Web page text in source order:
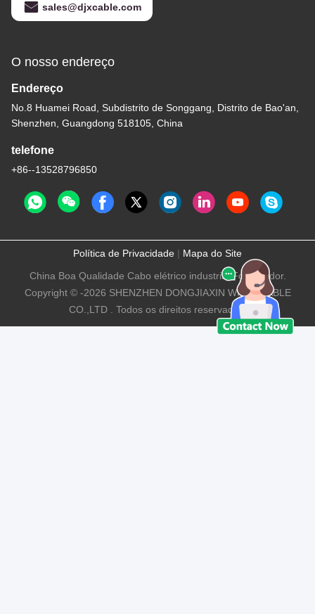
sales@djxcable.com
O nosso endereço
Endereço
No.8 Huamei Road, Subdistrito de Songgang, Distrito de Bao'an,
Shenzhen, Guangdong 518105, China
telefone
+86--13528796850
Política de Privacidade | Mapa do Site
China Boa Qualidade Cabo elétrico industrial Fornecedor.
Copyright © -2026 SHENZHEN DONGJIAXIN WIRE&CABLE
CO.,LTD . Todos os direitos reservados.